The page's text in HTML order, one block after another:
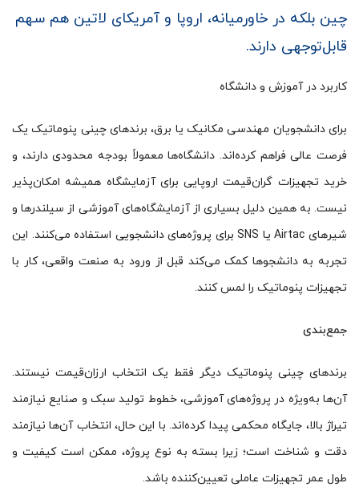
چین بلکه در خاورمیانه، اروپا و آمریکای لاتین هم سهم
قابل‌توجهی دارند.
کاربرد در آموزش و دانشگاه
برای دانشجویان مهندسی مکانیک یا برق، برندهای چینی پنوماتیک یک
فرصت عالی فراهم کرده‌اند. دانشگاه‌ها معمولاً بودجه محدودی دارند، و
خرید تجهیزات گران‌قیمت اروپایی برای آزمایشگاه همیشه امکان‌پذیر
نیست. به همین دلیل بسیاری از آزمایشگاه‌های آموزشی از سیلندرها و
شیرهای Airtac یا SNS برای پروژه‌های دانشجویی استفاده می‌کنند. این
تجربه به دانشجوها کمک می‌کند قبل از ورود به صنعت واقعی، کار با
تجهیزات پنوماتیک را لمس کنند.
جمع‌بندی
برندهای چینی پنوماتیک دیگر فقط یک انتخاب ارزان‌قیمت نیستند.
آن‌ها به‌ویژه در پروژه‌های آموزشی، خطوط تولید سبک و صنایع نیازمند
تیراژ بالا، جایگاه محکمی پیدا کرده‌اند. با این حال، انتخاب آن‌ها نیازمند
دقت و شناخت است؛ زیرا بسته به نوع پروژه، ممکن است کیفیت و
طول عمر تجهیزات عاملی تعیین‌کننده باشد.